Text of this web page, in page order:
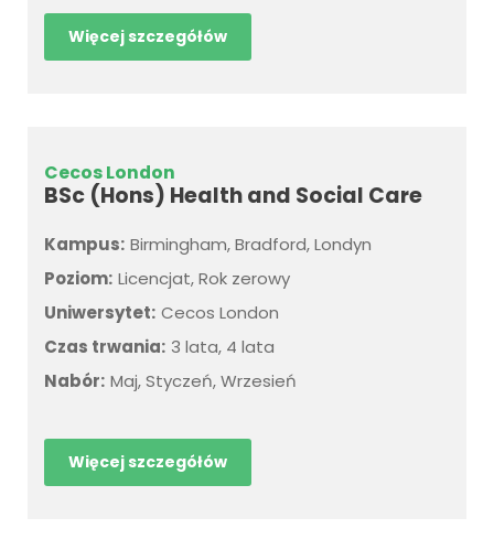
Więcej szczegółów
Cecos London
BSc (Hons) Health and Social Care
Kampus: Birmingham, Bradford, Londyn
Poziom: Licencjat, Rok zerowy
Uniwersytet: Cecos London
Czas trwania: 3 lata, 4 lata
Nabór: Maj, Styczeń, Wrzesień
Więcej szczegółów